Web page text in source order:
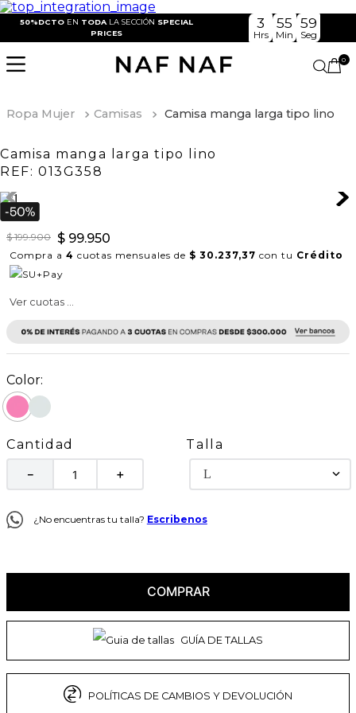
50%DCTO EN TODA LA SECCIÓN SPECIAL
PRICES
3
Hrs
55
Min
59
Seg
0
Ropa Mujer Camisas Camisa manga larga tipo lino
Camisa manga larga tipo lino
REF: 013G358
$ 199.900 $ 99.950
Compra a 4 cuotas mensuales de $ 30.237,37 con tu Crédito
Ver cuotas ...
Cantidad
＋
－
Talla
L
¿No encuentras tu talla? Escribenos
COMPRAR
GUÍA DE TALLAS
POLÍTICAS DE CAMBIOS Y DEVOLUCIÓN